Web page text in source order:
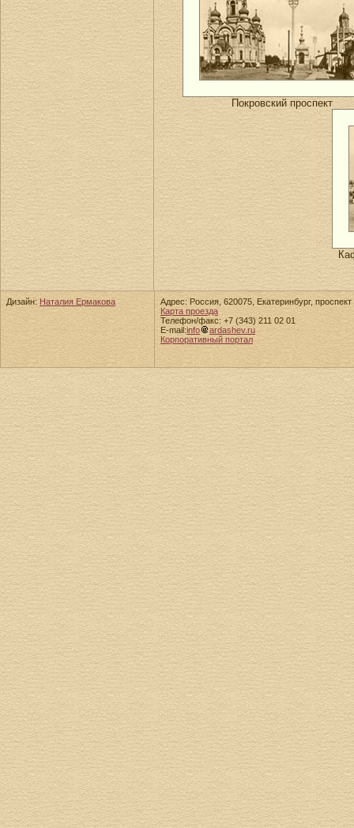
Покровский проспект
Дизайн: Наталия Ермакова
Адрес: Россия, 620075, Екатеринбург,
Карта проезда
Телефон/факс: +7 (343) 211 02 01
E-mail:info
ardashev.ru
Корпоративный портал